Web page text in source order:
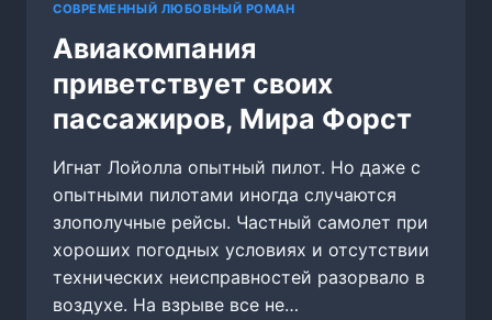
СОВРЕМЕННЫЙ ЛЮБОВНЫЙ РОМАН
Авиакомпания
приветствует своих
пассажиров, Мира Форст
Игнат Лойолла опытный пилот. Но даже с
опытными пилотами иногда случаются
злополучные рейсы. Частный самолет при
хороших погодных условиях и отсутствии
технических неисправностей разорвало в
воздухе. На взрыве все не…